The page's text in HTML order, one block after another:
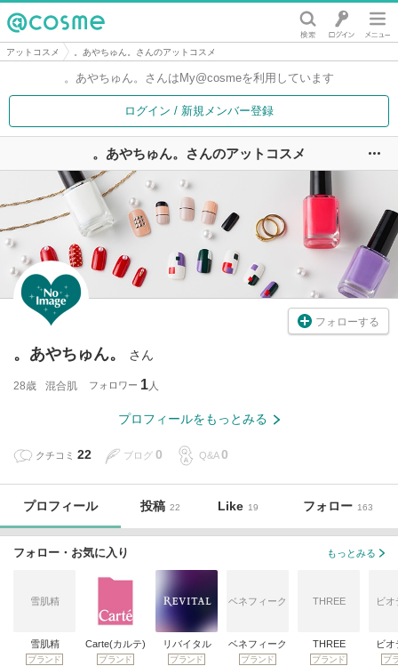
@cosme
アットコスメ 。あやちゅん。さんのアットコスメ
。あやちゅん。さんは My@cosmeを利用しています
ログイン / 新規メンバー登録
。あやちゅん。さんのアットコスメ
フォローする
。あやちゅん。 さん
28歳 混合肌 フォロワー 1
プロフィールをもっとみる
クチコミ 22 ブログ 0 Q&A 0
プロフィール 投稿 22 Like 19 フォロー 163
フォロー・お気に入り もっとみる
雪肌精
雪肌精
ブランド
Carte(カルテ)
ブランド
リバイタル
ブランド
ベネフィーク
ベネフィーク
ブランド
THREE
THREE
ブランド
ビオ
ビオ
ブ